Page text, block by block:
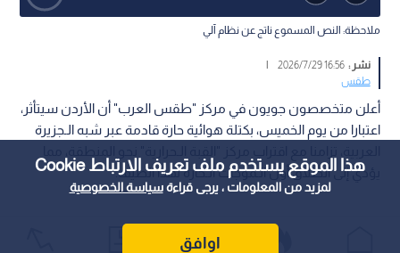
هذا الموقع يستخدم ملف تعريف الارتباط Cookie
لمزيد من المعلومات ، يرجى قراءةسياسة الخصوصية
اوافق
ملاحظة: النص المسموع ناتج عن نظام آلي
نشر :16:56 2026/7/29
|
طقس
أعلن متخصصون جويون في مركز "طقس العرب" أن الأردن سيتأثر،
اعتبارا من يوم الخميس، بكتلة هوائية حارة قادمة عبر شبه الـجزيرة
يؤدي إلى انطلاق أول الـموجات الـحارة لهذا الصيف.